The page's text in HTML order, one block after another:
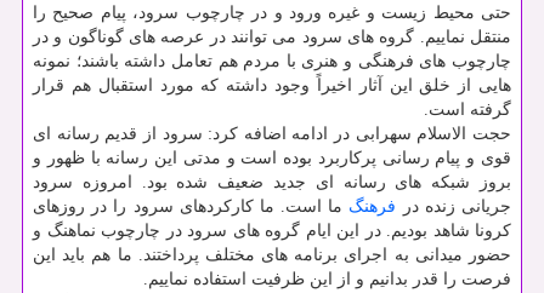
حتی محیط زیست و غیره ورود و در چارچوب سرود، پیام صحیح را
منتقل نماییم. گروه های سرود می توانند در عرصه های گوناگون و در
چارچوب های فرهنگی و هنری با مردم هم تعامل داشته باشند؛ نمونه
هایی از خلق این آثار اخیراً وجود داشته که مورد استقبال هم قرار
گرفته است.
حجت الاسلام سهرابی در ادامه اضافه کرد: سرود از قدیم رسانه ای
قوی و پیام رسانی پرکاربرد بوده است و مدتی این رسانه با ظهور و
بروز شبکه های رسانه ای جدید ضعیف شده بود. امروزه سرود
جریانی زنده در فرهنگ ما است. ما کارکردهای سرود را در روزهای
کرونا شاهد بودیم. در این ایام گروه های سرود در چارچوب نماهنگ و
حضور میدانی به اجرای برنامه های مختلف پرداختند. ما هم باید این
فرصت را قدر بدانیم و از این ظرفیت استفاده نماییم.